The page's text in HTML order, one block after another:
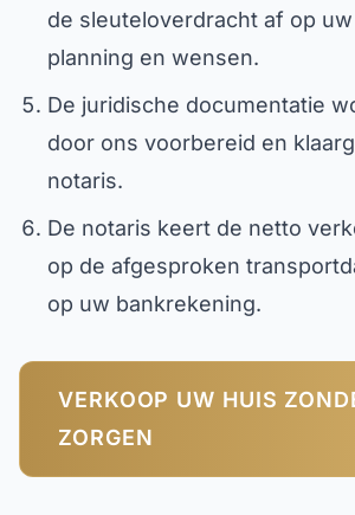
de sleuteloverdracht af op
planning en wensen.
De juridische documentatie
door ons voorbereid en
notaris.
De notaris keert de netto
op de afgesproken
op uw bankrekening.
VERKOOP UW HUIS
ZORGEN